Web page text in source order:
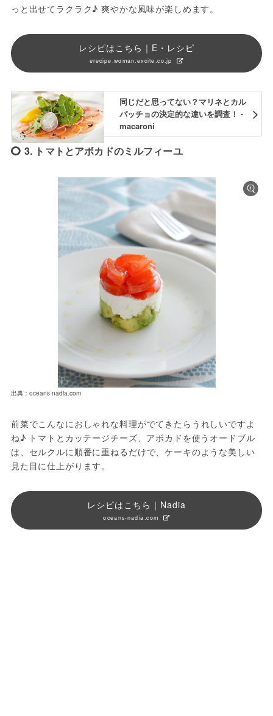
っと出せてラクラク♪ 爽やかな風味が楽しめます。
レシピはこちら｜E・レシピ
erecipe.woman.excite.co.jp
同じだと思ってない？マリネとカル
パッチョの決定的な違いを調査！ -
macaroni
3. トマトとアボカドのミルフィーユ
出典：oceans-nadia.com
前菜でこんなにおしゃれな料理がでてきたらうれしいですよ
ね♪ トマトとカッテージチーズ、アボカドを使うオードブル
は、セルクルに順番に重ねるだけで、ケーキのような美しい
見た目に仕上がります。
レシピはこちら｜Nadia
oceans-nadia.com